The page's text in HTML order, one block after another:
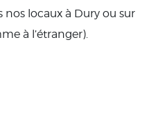
nos locaux à Dury ou sur
à l’étranger).